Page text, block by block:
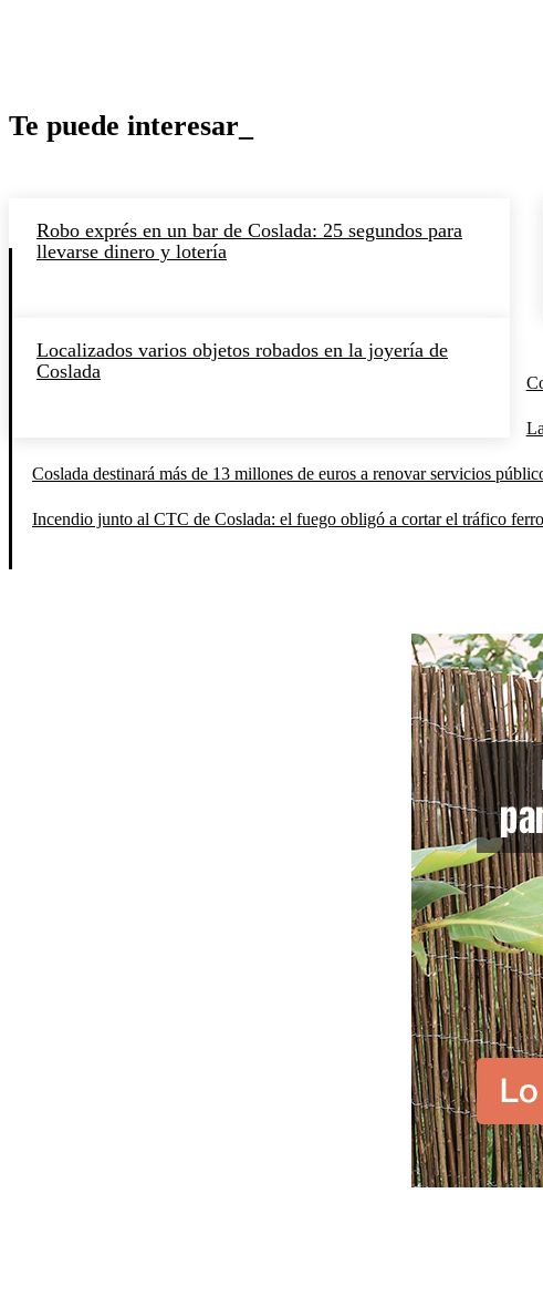
Te puede interesar_
Robo exprés en un bar de Coslada: 25 segundos para
llevarse dinero y lotería
Localizados varios objetos robados en la joyería de
Coslada
Coslada destinará más de 13 millones de euros a renovar servicios
Incendio junto al CTC de Coslada: el fuego obligó a cortar el tráfico